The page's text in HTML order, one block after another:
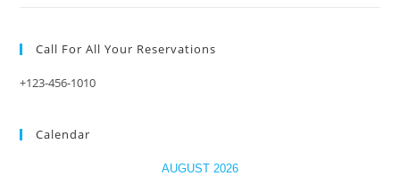
Call For All Your​ Reservations
+123-456-1010
Calendar
AUGUST 2026